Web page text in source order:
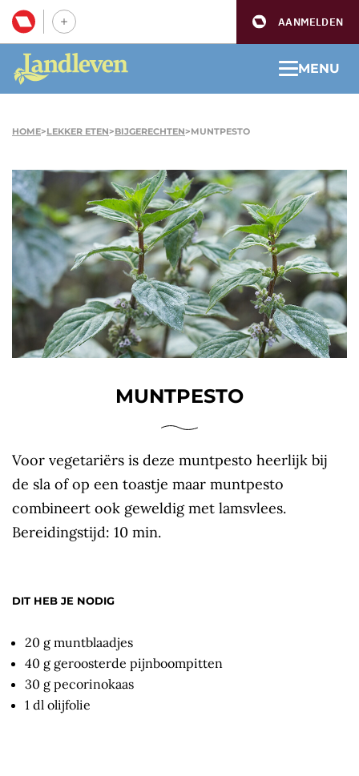
AANMELDEN
MENU
HOME>LEKKER ETEN>BIJGERECHTEN>MUNTPESTO
MUNTPESTO
Voor vegetariërs is deze muntpesto heerlijk bij
de sla of op een toastje maar muntpesto
combineert ook geweldig met lamsvlees.
Bereidingstijd: 10 min.
DIT HEB JE NODIG
20 g muntblaadjes
40 g geroosterde pijnboompitten
30 g pecorinokaas
1 dl olijfolie